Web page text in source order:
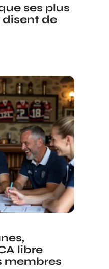
ses plus
de
libre
membres